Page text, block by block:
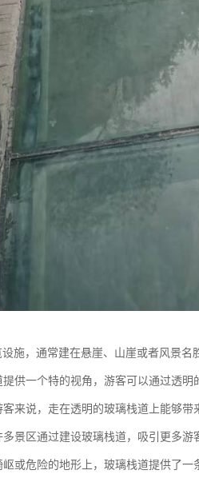
施，通常建在悬崖、山崖或者风景名
供一个特的视角，游客可以通过透明
来说，走在透明的玻璃栈道上能够带
景区通过建设玻璃栈道，吸引更多游
或危险的地形上，玻璃栈道提供了